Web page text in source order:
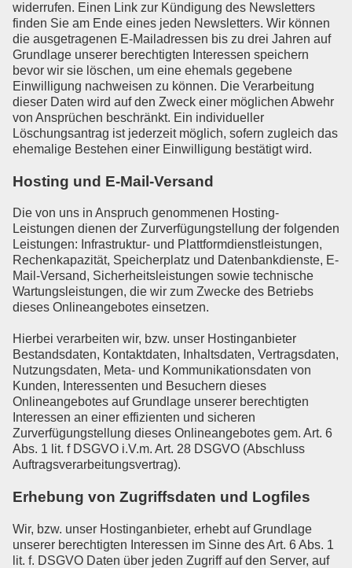
widerrufen. Einen Link zur Kündigung des Newsletters
finden Sie am Ende eines jeden Newsletters. Wir können
die ausgetragenen E-Mailadressen bis zu drei Jahren auf
Grundlage unserer berechtigten Interessen speichern
bevor wir sie löschen, um eine ehemals gegebene
Einwilligung nachweisen zu können. Die Verarbeitung
dieser Daten wird auf den Zweck einer möglichen Abwehr
von Ansprüchen beschränkt. Ein individueller
Löschungsantrag ist jederzeit möglich, sofern zugleich das
ehemalige Bestehen einer Einwilligung bestätigt wird.
Hosting und E-Mail-Versand
Die von uns in Anspruch genommenen Hosting-
Leistungen dienen der Zurverfügungstellung der folgenden
Leistungen: Infrastruktur- und Plattformdienstleistungen,
Rechenkapazität, Speicherplatz und Datenbankdienste, E-
Mail-Versand, Sicherheitsleistungen sowie technische
Wartungsleistungen, die wir zum Zwecke des Betriebs
dieses Onlineangebotes einsetzen.
Hierbei verarbeiten wir, bzw. unser Hostinganbieter
Bestandsdaten, Kontaktdaten, Inhaltsdaten, Vertragsdaten,
Nutzungsdaten, Meta- und Kommunikationsdaten von
Kunden, Interessenten und Besuchern dieses
Onlineangebotes auf Grundlage unserer berechtigten
Interessen an einer effizienten und sicheren
Zurverfügungstellung dieses Onlineangebotes gem. Art. 6
Abs. 1 lit. f DSGVO i.V.m. Art. 28 DSGVO (Abschluss
Auftragsverarbeitungsvertrag).
Erhebung von Zugriffsdaten und Logfiles
Wir, bzw. unser Hostinganbieter, erhebt auf Grundlage
unserer berechtigten Interessen im Sinne des Art. 6 Abs. 1
lit. f. DSGVO Daten über jeden Zugriff auf den Server, auf